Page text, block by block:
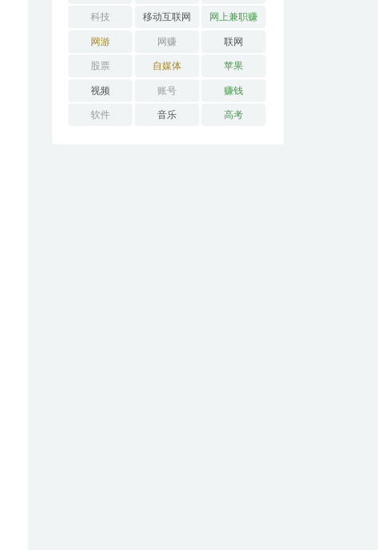
科技 移动互联网 网上兼职赚
钱
网游 网赚 联网
股票 自媒体 苹果
视频 账号 赚钱
软件 音乐 高考